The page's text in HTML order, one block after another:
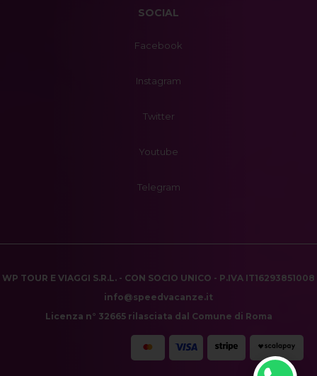
SOCIAL
Facebook
Instagram
Twitter
Youtube
Telegram
WP TOUR E VIAGGI S.R.L. - CON SOCIO UNICO - P.IVA IT16293851008
info@speedvacanze.it
Licenza n° 32665 rilasciata dal Comune di Roma